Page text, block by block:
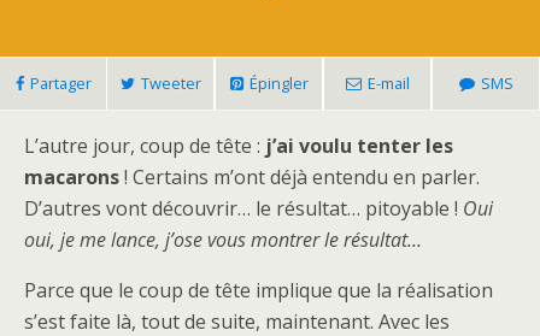
Partager Tweeter Épingler E-mail SMS
L’autre jour, coup de tête : j’ai voulu tenter les
macarons! Certains m’ont déjà entendu en parler.
D’autres vont découvrir… le résultat… pitoyable ! Oui
oui, je me lance, j’ose vous montrer le résultat…
Parce que le coup de tête implique que la réalisation
s’est faite là, tout de suite, maintenant. Avec les